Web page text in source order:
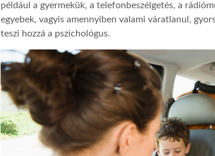
például a gyermekük, a telefonbeszélgetés, a
egyebek, vagyis amennyiben valami váratlanul,
teszi hozzá a pszichológus.